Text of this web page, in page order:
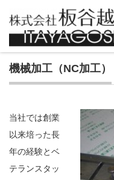
機械加工（NC加工）
当社では創業
以来培った長
年の経験とベ
テランスタッ